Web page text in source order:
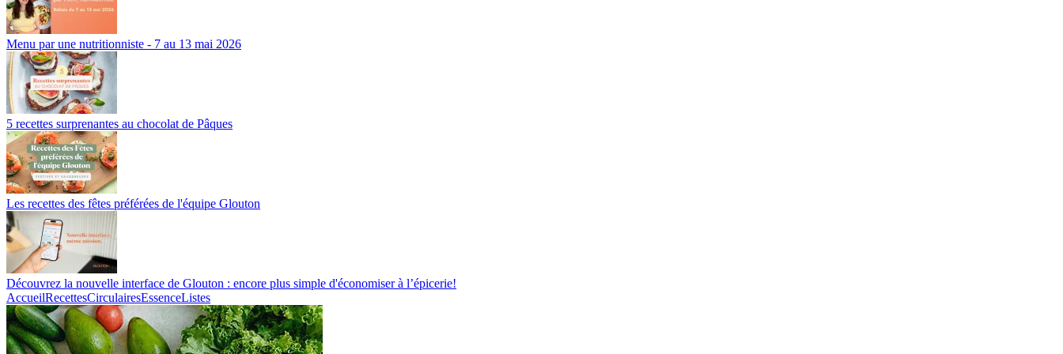
Menu par une nutritionniste - 7 au 13 mai 2026
5 recettes surprenantes au chocolat de Pâques
Les recettes des fêtes préférées de l'équipe Glouton
Découvrez la nouvelle interface de Glouton : encore plus simple d'économiser à l’épicerie!
AccueilRecettesCirculairesEssenceListes